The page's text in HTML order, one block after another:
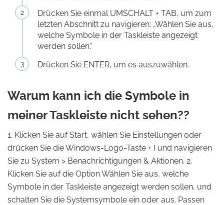
Drücken Sie einmal UMSCHALT + TAB, um zum
letzten Abschnitt zu navigieren: „Wählen Sie aus,
welche Symbole in der Taskleiste angezeigt
werden sollen.“
Drücken Sie ENTER, um es auszuwählen.
Warum kann ich die Symbole in
meiner Taskleiste nicht sehen??
1. Klicken Sie auf Start, wählen Sie Einstellungen oder
drücken Sie die Windows-Logo-Taste + I und navigieren
Sie zu System > Benachrichtigungen & Aktionen. 2.
Klicken Sie auf die Option Wählen Sie aus, welche
Symbole in der Taskleiste angezeigt werden sollen, und
schalten Sie die Systemsymbole ein oder aus. Passen